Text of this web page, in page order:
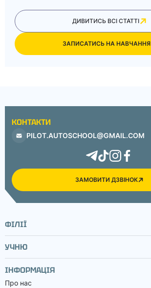
ДИВИТИСЬ ВСІ СТАТТІ
ЗАПИСАТИСЬ НА НАВЧАННЯ
ФІЛІЇ
УЧНЮ
ІНФОРМАЦІЯ
Про нас
КОНТАКТИ
PILOT.AUTOSCHOOL@GMAIL.COM
ЗАМОВИТИ ДЗВІНОК